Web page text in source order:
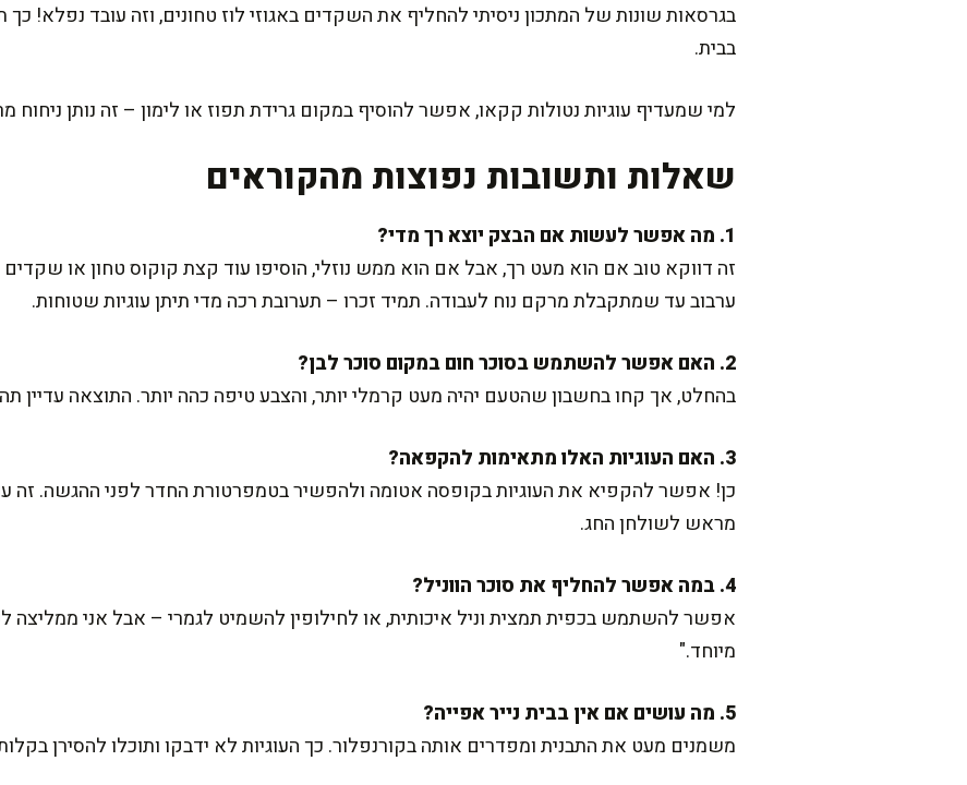
בגרסאות שונות של המתכון ניסיתי להחליף את השקדים באגוזי לוז טחונים, וזה עובד נפלא!
בבית.
למי שמעדיף עוגיות נטולות קקאו, אפשר להוסיף במקום גרידת תפוז או לימון – זה נותן
שאלות ותשובות נפוצות מהקוראים
1. מה אפשר לעשות אם הבצק יוצא רך מדי?
זה דווקא טוב אם הוא מעט רך, אבל אם הוא ממש נוזלי, הוסיפו עוד קצת קוקוס טחון או
ערבוב עד שמתקבלת מרקם נוח לעבודה. תמיד זכרו – תערובת רכה מדי תיתן עוגיות שטוחות.
2. האם אפשר להשתמש בסוכר חום במקום סוכר לבן?
בהחלט, אך קחו בחשבון שהטעם יהיה מעט קרמלי יותר, והצבע טיפה כהה יותר. התוצאה עדיין
3. האם העוגיות האלו מתאימות להקפאה?
כן! אפשר להקפיא את העוגיות בקופסה אטומה ולהפשיר בטמפרטורת החדר לפני ההגשה. זה
מראש לשולחן החג.
4. במה אפשר להחליף את סוכר הווניל?
אפשר להשתמש בכפית תמצית וניל איכותית, או לחילופין להשמיט לגמרי – אבל אני ממליצה
מיוחד."
5. מה עושים אם אין בבית נייר אפייה?
משמנים מעט את התבנית ומפדרים אותה בקורנפלור. כך העוגיות לא ידבקו ותוכלו להסירן